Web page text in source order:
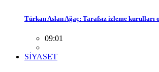
Türkan Aslan Ağaç: Tarafsız izleme kurulları
09:01
SİYASET